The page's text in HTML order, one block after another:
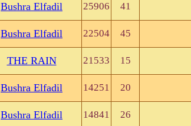
41
25906
Bushra Elfadil
45
22504
Bushra Elfadil
15
21533
THE RAIN
20
14251
Bushra Elfadil
26
14841
Bushra Elfadil